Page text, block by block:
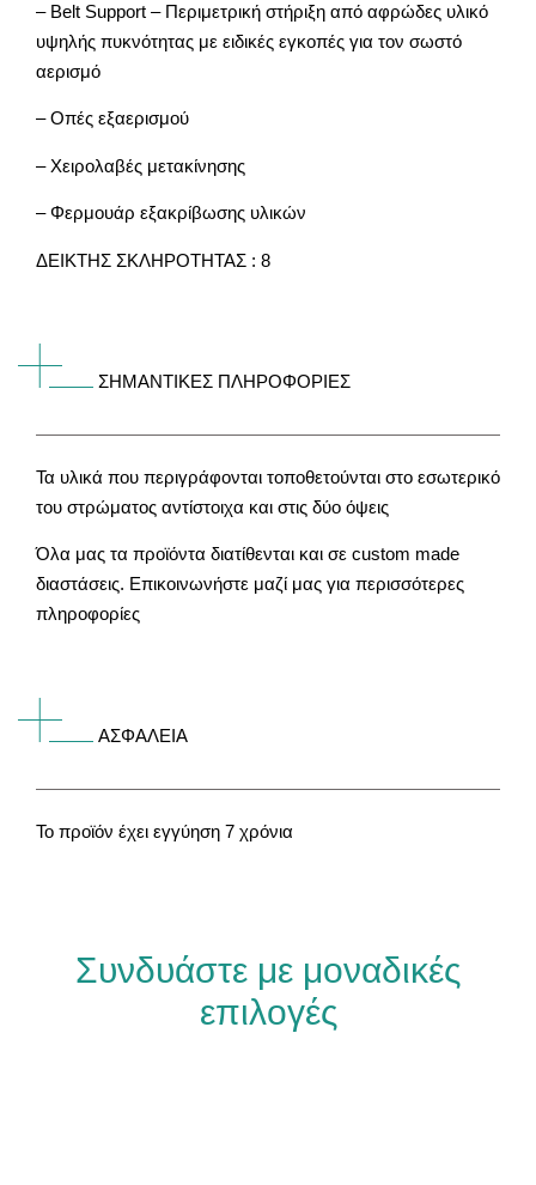
– Belt Support – Περιμετρική στήριξη από αφρώδες υλικό
υψηλής πυκνότητας με ειδικές εγκοπές για τον σωστό
αερισμό
– Οπές εξαερισμού
– Χειρολαβές μετακίνησης
– Φερμουάρ εξακρίβωσης υλικών
ΔΕΙΚΤΗΣ ΣΚΛΗΡΟΤΗΤΑΣ : 8
ΣΗΜΑΝΤΙΚΕΣ ΠΛΗΡΟΦΟΡΙΕΣ
Τα υλικά που περιγράφονται τοποθετούνται στο εσωτερικό
του στρώματος αντίστοιχα και στις δύο όψεις
Όλα μας τα προϊόντα διατίθενται και σε custom made
διαστάσεις. Επικοινωνήστε μαζί μας για περισσότερες
πληροφορίες
ΑΣΦΑΛΕΙΑ
Το προϊόν έχει εγγύηση 7 χρόνια
Συνδυάστε με μοναδικές
επιλογές